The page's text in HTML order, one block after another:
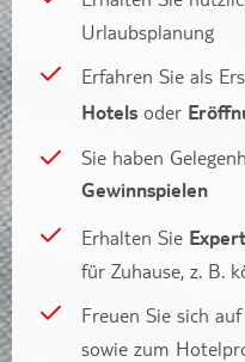
Urlaubsplanung
Erfahren Sie als
Hotels oder
Sie haben
Gewinnspielen
Erhalten Sie
für Zuhause, z. B.
Freuen Sie sich auf
sowie zum